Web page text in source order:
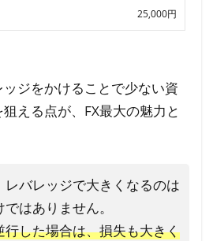
25,000円
ジをかけることで少ない資
える点が、FX最大の魅力と
レバレッジで大きくなるのは
はありません。
行した場合は、損失も大きく